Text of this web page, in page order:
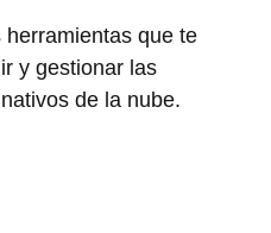
que te
y gestionar las
de la nube.